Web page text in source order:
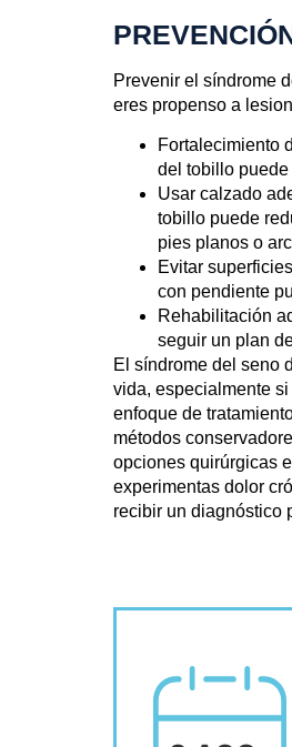
Prevenir el síndrome
eres propenso a
Fortalecimiento
del tobillo
Usar calzado
tobillo puede
pies planos o
Evitar
con pendiente
Rehabilitación
seguir un plan
El síndrome del seno
vida, especialmente
enfoque de
métodos
opciones quirúrgicas
experimentas dolor
recibir un diagnóstico